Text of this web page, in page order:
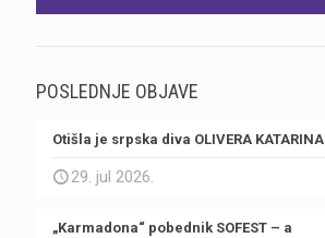
POSLEDNJE OBJAVE
Otišla je srpska diva OLIVERA KATARINA
29. jul 2026.
„Karmadona“ pobednik SOFEST – a